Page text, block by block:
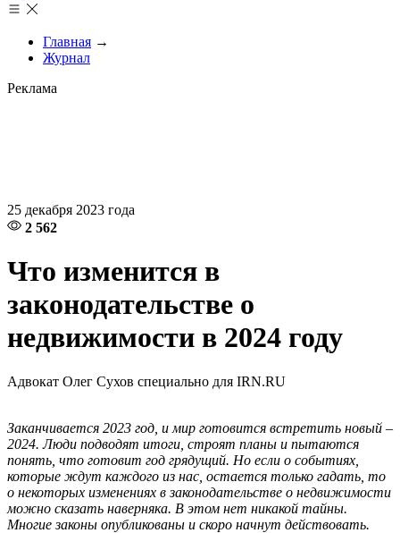
Главная →
Журнал
Реклама
25 декабря 2023 года
2 562
Что изменится в
законодательстве о
недвижимости в 2024 году
Адвокат Олег Сухов специально для IRN.RU
Заканчивается 2023 год, и мир готовится встретить новый –
2024. Люди подводят итоги, строят планы и пытаются
понять, что готовит год грядущий. Но если о событиях,
которые ждут каждого из нас, остается только гадать, то
о некоторых изменениях в законодательстве о недвижимости
можно сказать наверняка. В этом нет никакой тайны.
Многие законы опубликованы и скоро начнут действовать.